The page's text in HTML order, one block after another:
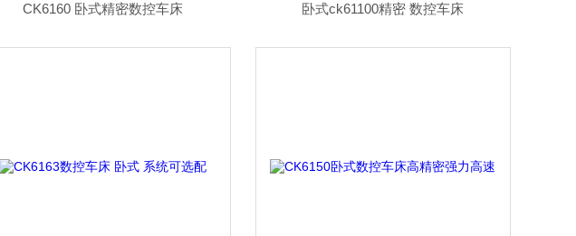
CK6160 卧式精密数控车床 卧式ck61100精密 数控车床